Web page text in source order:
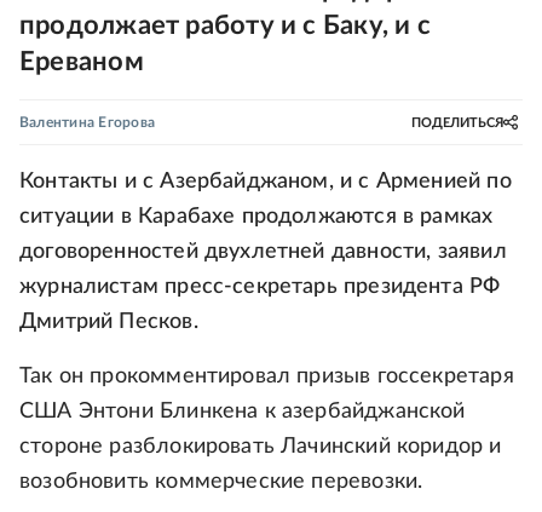
продолжает работу и с Баку, и с
Ереваном
Валентина Егорова ПОДЕЛИТЬСЯ
Контакты и с Азербайджаном, и с Арменией по
ситуации в Карабахе продолжаются в рамках
договоренностей двухлетней давности, заявил
журналистам пресс-секретарь президента РФ
Дмитрий Песков.
Так он прокомментировал призыв госсекретаря
США Энтони Блинкена к азербайджанской
стороне разблокировать Лачинский коридор и
возобновить коммерческие перевозки.